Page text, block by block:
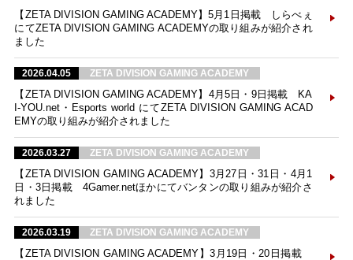
【ZETA DIVISION GAMING ACADEMY】5月1日掲載 しらべぇ
にてZETA DIVISION GAMING ACADEMYの取り組みが紹介され
ました
2026.04.05 ZETA DIVISION GAMING ACADEMY
【ZETA DIVISION GAMING ACADEMY】4月5日・9日掲載 KA
I-YOU.net・Esports world にてZETA DIVISION GAMING ACAD
EMYの取り組みが紹介されました
2026.03.27 ZETA DIVISION GAMING ACADEMY
【ZETA DIVISION GAMING ACADEMY】3月27日・31日・4月1
日・3日掲載 4Gamer.netほかにてバンタンの取り組みが紹介さ
れました
2026.03.19 ZETA DIVISION GAMING ACADEMY
【ZETA DIVISION GAMING ACADEMY】3月19日・20日掲載